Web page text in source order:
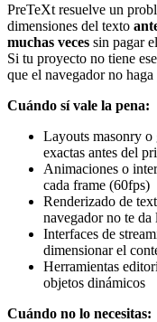
PreTeXt resuelve un
dimensiones del texto
muchas veces sin pagar
Si tu proyecto no tiene
que el navegador no haga
Cuándo sí vale la pena:
Layouts masonry o
exactas antes del
Animaciones o
cada frame (60fps)
Renderizado de
navegador no te
Interfaces de
dimensionar el
Herramientas
objetos dinámicos
Cuándo no lo necesitas: